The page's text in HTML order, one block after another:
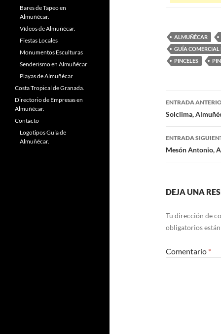
ALMUÑÉCAR
GUÍA
PINCELES
de
entradas
ENTRADA
Solclima,
ENTRADA
Mesón Antonio,
DEJA UNA
Tu dirección de
obligatorios
Comentario *
Bares de Tapeo en
Almuñécar.
Vídeos de Almuñécar.
Fiestas Locales
Monumentos Esculturas
Senderismo en Almuñécar
Playas de Almuñécar
Costa Tropical de Granada.
Directorio de Empresas en
Almuñécar.
Contacto
Logotipos Guía de
Almuñécar.